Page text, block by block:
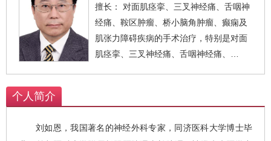
擅长： 对面肌痉挛、三叉神经痛、舌咽神
经痛、鞍区肿瘤、桥小脑角肿瘤、癫痫及
肌张力障碍疾病的手术治疗，特别是对面
肌痉挛、三叉神经痛、舌咽神经痛、
个人简介
刘如恩，我国著名的神经外科专家，同济医科大学博士毕